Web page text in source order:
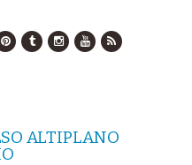
ALTIPLANO